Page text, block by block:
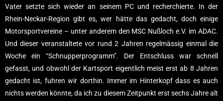
Vater setzte sich wieder an seinem PC und recherchierte. In der
Rhein-Neckar-Region gibt es, wer hätte das gedacht, doch einige
Motorsportvereine – unter anderem den MSC Nußloch e.V. im ADAC.
Und dieser veranstaltete vor rund 2 Jahren regelmässig einmal die
Woche ein “Schnupperprogramm”. Der Entschluss war schnell
gefasst, und obwohl der Kartsport eigentlich meist erst ab 8 Jahren
gedacht ist, fuhren wir dorthin. Immer im Hinterkopf dass es auch
nichts werden könnte, da ich zu diesem Zeitpunkt erst sechs Jahre alt